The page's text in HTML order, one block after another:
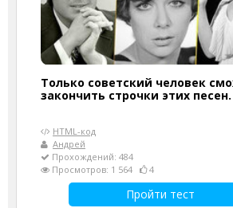
Только советский человек
закончить строчки этих
HTML-код
Андрей
Прохождений: 484
Просмотров: 1 564
4
Пройти тест